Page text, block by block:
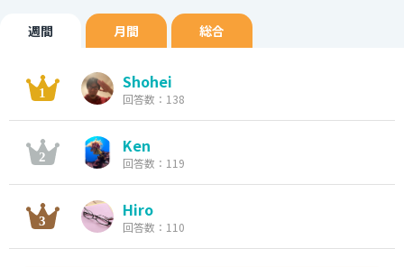
週間 月間 総合
Shohei
回答数：138
Ken
回答数：119
Hiro
回答数：110